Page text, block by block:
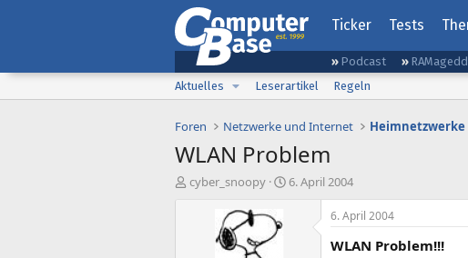
Ticker Tests
Podcast
Aktuelles
Leserartikel Regeln
Foren Netzwerke und Internet
WLAN Problem
E
cyber_snoopy
E
6. April 2004
6. April 2004
WLAN Problem!!!